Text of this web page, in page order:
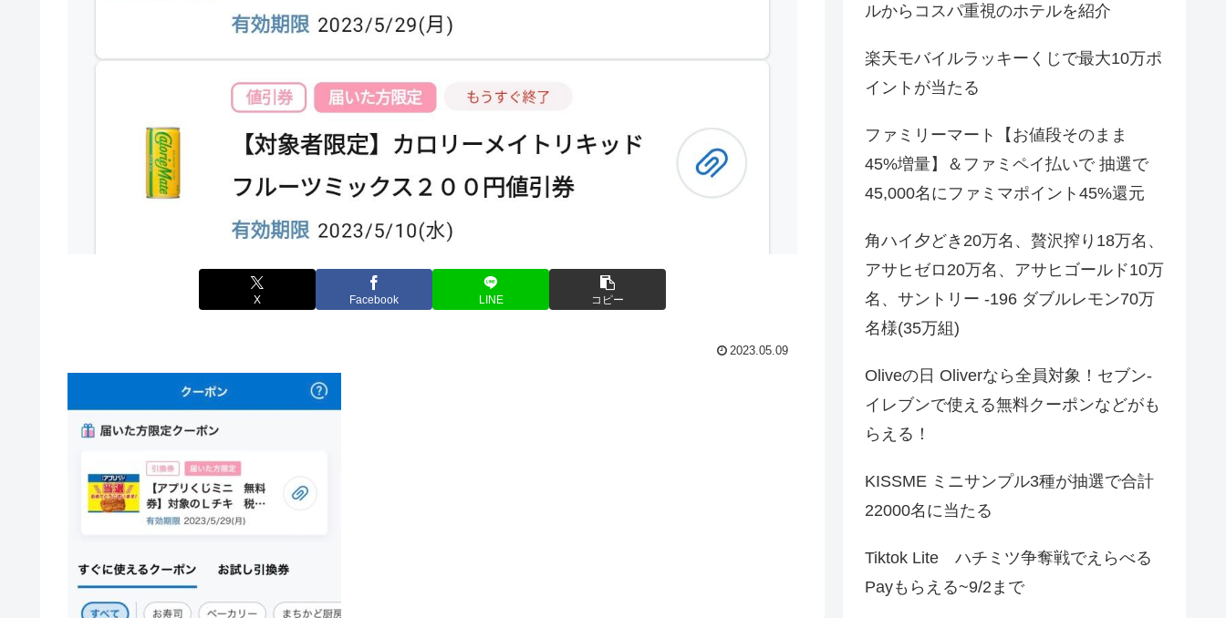
X Facebook LINE コピー
2023.05.09
ルからコスパ重視のホテルを紹介
楽天モバイルラッキーくじで最大10万ポ
イントが当たる
ファミリーマート【お値段そのまま
45%増量】＆ファミペイ払いで 抽選で
45,000名にファミマポイント45%還元
角ハイ夕どき20万名、贅沢搾り18万名、
アサヒゼロ20万名、アサヒゴールド10万
名、サントリー -196 ダブルレモン70万
名様(35万組)
Oliveの日 Oliverなら全員対象！セブン‐
イレブンで使える無料クーポンなどがも
らえる！
KISSME ミニサンプル3種が抽選で合計
22000名に当たる
Tiktok Lite ハチミツ争奪戦でえらべる
Payもらえる~9/2まで